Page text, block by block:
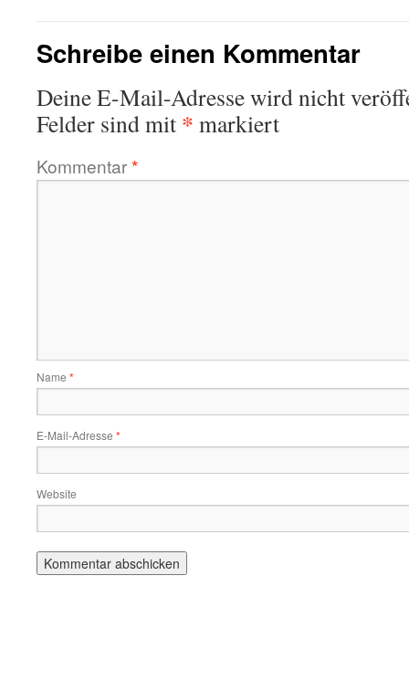
Schreibe einen Kommentar
Deine E-Mail-Adresse wird nicht
Felder sind mit * markiert
Kommentar*
Name *
E-Mail-Adresse *
Website